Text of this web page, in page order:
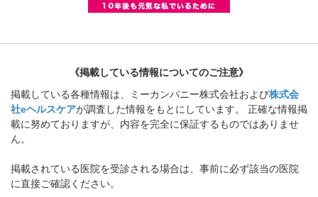
《掲載している情報についてのご注意》
掲載している各種情報は、ミーカンパニー株式会社および株式会
社eヘルスケアが調査した情報をもとにしています。 正確な情報掲
載に努めておりますが、内容を完全に保証するものではありませ
ん。
掲載されている医院を受診される場合は、事前に必ず該当の医院
に直接ご確認ください。